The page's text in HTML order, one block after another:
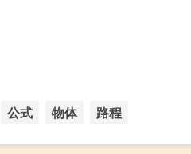
公式 物体 路程